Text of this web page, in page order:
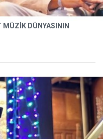
MÜZİK DÜNYASININ